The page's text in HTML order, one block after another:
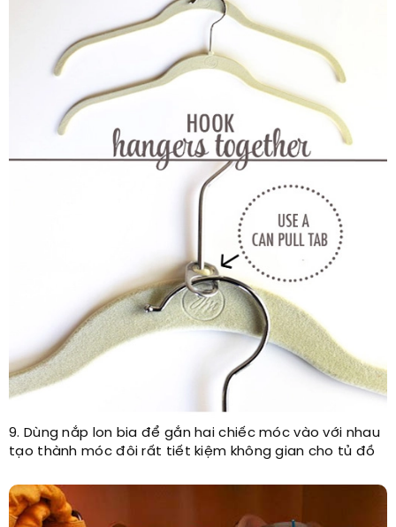
9. Dùng nắp lon bia để gắn hai chiếc móc vào với nhau
tạo thành móc đôi rất tiết kiệm không gian cho tủ đồ